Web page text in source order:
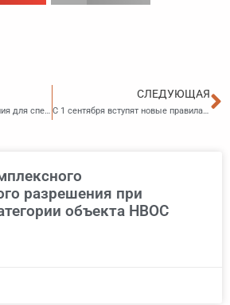
Вводятся новые требования для специалистов по охране труда
СЛЕДУЮЩАЯ
С 1 сентября вступят новые правила организации предрейсового ТО
разрешения при
объекта НВОС